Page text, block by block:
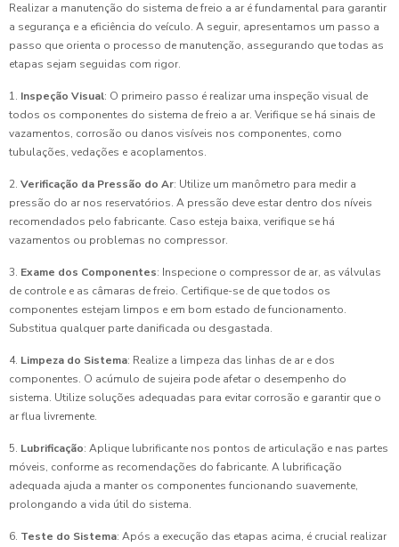
Realizar a manutenção do sistema de freio a ar é fundamental para garantir
a segurança e a eficiência do veículo. A seguir, apresentamos um passo a
passo que orienta o processo de manutenção, assegurando que todas as
etapas sejam seguidas com rigor.
1. Inspeção Visual: O primeiro passo é realizar uma inspeção visual de
todos os componentes do sistema de freio a ar. Verifique se há sinais de
vazamentos, corrosão ou danos visíveis nos componentes, como
tubulações, vedações e acoplamentos.
2. Verificação da Pressão do Ar: Utilize um manômetro para medir a
pressão do ar nos reservatórios. A pressão deve estar dentro dos níveis
recomendados pelo fabricante. Caso esteja baixa, verifique se há
vazamentos ou problemas no compressor.
3. Exame dos Componentes: Inspecione o compressor de ar, as válvulas
de controle e as câmaras de freio. Certifique-se de que todos os
componentes estejam limpos e em bom estado de funcionamento.
Substitua qualquer parte danificada ou desgastada.
4. Limpeza do Sistema: Realize a limpeza das linhas de ar e dos
componentes. O acúmulo de sujeira pode afetar o desempenho do
sistema. Utilize soluções adequadas para evitar corrosão e garantir que o
ar flua livremente.
5. Lubrificação: Aplique lubrificante nos pontos de articulação e nas partes
móveis, conforme as recomendações do fabricante. A lubrificação
adequada ajuda a manter os componentes funcionando suavemente,
prolongando a vida útil do sistema.
6. Teste do Sistema: Após a execução das etapas acima, é crucial realizar